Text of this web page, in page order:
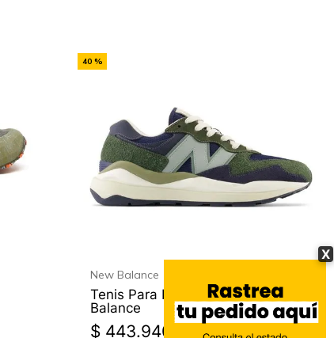
X
40 %
New Balance
Tenis Para Hombre 5740 New
Balance
$ 443.940 739.900